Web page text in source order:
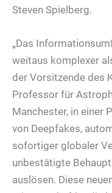
Steven Spielberg.
„Das
weitaus komplexer
der Vorsitzende des
Professor für
Manchester, in einer
von Deepfakes,
sofortiger globaler
unbestätigte
auslösen. Diese